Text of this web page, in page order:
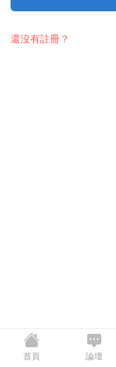
還沒有註冊？
首頁 論壇